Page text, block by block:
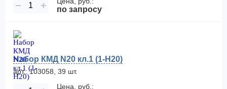
− + по запросу
Набор КМД N20 кл.1 (1-Н20)
арт.: 103058, 39 шт.
Цена, руб.: